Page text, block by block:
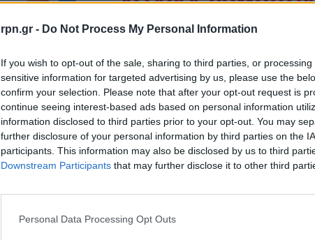
rpn.gr - Do Not Process My Personal Information
If you wish to opt-out of the sale, sharing to third parties, or
sensitive information for targeted advertising by us, please use the
confirm your selection. Please note that after your opt-out request is
continue seeing interest-based ads based on personal information
information disclosed to third parties prior to your opt-out. You may
further disclosure of your personal information by third parties on the
participants. This information may also be disclosed by us to third
Downstream Participants that may further disclose it to other third
Personal Data Processing Opt Outs